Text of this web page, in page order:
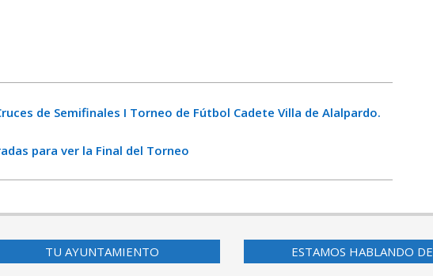
de Semifinales I Torneo de Fútbol Cadete Villa de Alalpardo.
para ver la Final del Torneo
TU AYUNTAMIENTO ESTAMOS HABLANDO DE